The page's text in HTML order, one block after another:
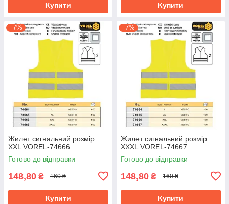
Купити Купити
–7%
Жилет сигнальний розмір
XXL VOREL-74666
Готово до відправки
148,80 ₴ 160 ₴
Купити
–7%
Жилет сигнальний розмір
XXXL VOREL-74667
Готово до відправки
148,80 ₴ 160 ₴
Купити